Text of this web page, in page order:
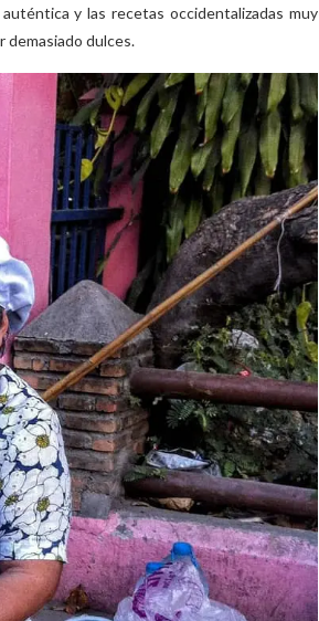
y las recetas occidentalizadas muy
demasiado dulces.